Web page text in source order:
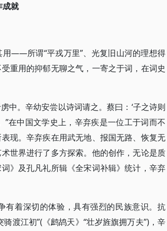
成就
——所谓“平戎万里”、光复旧山河的理想得
重用的抑郁无聊之气，一寄之于词，在词史
中。辛幼安尝以诗词请之。蔡曰：‘子之诗则
在中国文学史上，辛弃疾是一位工于词而不
现。辛弃疾在用武无地、报国无路、恢复无
世界进行了多方探索。他的创作，无论是质
》及孔凡礼所辑《全宋词补辑》统计，辛弃
有着深切的体验，具有强烈的民族意识。抗
渡江初”(《鹧鸪天》“壮岁旌旗拥万夫”)，辛